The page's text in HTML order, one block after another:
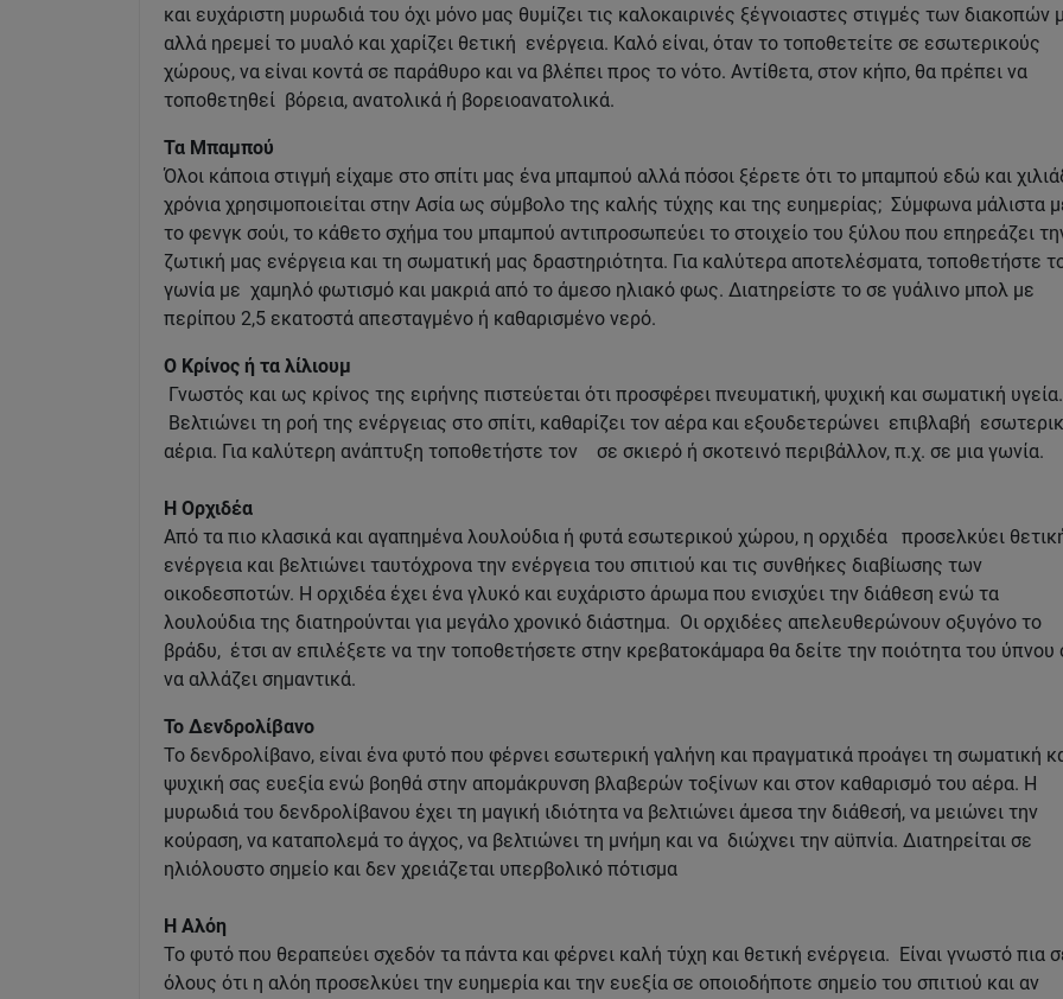
και ευχάριστη μυρωδιά του όχι μόνο μας θυμίζει τις καλοκαιρινές ξέγνοιαστες στιγμές των διακοπών
αλλά ηρεμεί το μυαλό και χαρίζει θετική ενέργεια. Καλό είναι, όταν το τοποθετείτε σε εσωτερικούς
χώρους, να είναι κοντά σε παράθυρο και να βλέπει προς το νότο. Αντίθετα, στον κήπο, θα πρέπει να
τοποθετηθεί βόρεια, ανατολικά ή βορειοανατολικά.
Τα Μπαμπού
Όλοι κάποια στιγμή είχαμε στο σπίτι μας ένα μπαμπού αλλά πόσοι ξέρετε ότι το μπαμπού εδώ και
χρόνια χρησιμοποιείται στην Ασία ως σύμβολο της καλής τύχης και της ευημερίας; Σύμφωνα μάλιστα
το φενγκ σούι, το κάθετο σχήμα του μπαμπού αντιπροσωπεύει το στοιχείο του ξύλου που επηρεάζει
ζωτική μας ενέργεια και τη σωματική μας δραστηριότητα. Για καλύτερα αποτελέσματα, τοποθετήστε
γωνία με χαμηλό φωτισμό και μακριά από το άμεσο ηλιακό φως. Διατηρείστε το σε γυάλινο μπολ με
περίπου 2,5 εκατοστά απεσταγμένο ή καθαρισμένο νερό.
Ο Κρίνος ή τα λίλιουμ
Γνωστός και ως κρίνος της ειρήνης πιστεύεται ότι προσφέρει πνευματική, ψυχική και σωματική υγεία.
Βελτιώνει τη ροή της ενέργειας στο σπίτι, καθαρίζει τον αέρα και εξουδετερώνει επιβλαβή
αέρια. Για καλύτερη ανάπτυξη τοποθετήστε τον σε σκιερό ή σκοτεινό περιβάλλον, π.χ. σε μια γωνία.
Η Ορχιδέα
Από τα πιο κλασικά και αγαπημένα λουλούδια ή φυτά εσωτερικού χώρου, η ορχιδέα προσελκύει
ενέργεια και βελτιώνει ταυτόχρονα την ενέργεια του σπιτιού και τις συνθήκες διαβίωσης των
οικοδεσποτών. Η ορχιδέα έχει ένα γλυκό και ευχάριστο άρωμα που ενισχύει την διάθεση ενώ τα
λουλούδια της διατηρούνται για μεγάλο χρονικό διάστημα. Οι ορχιδέες απελευθερώνουν οξυγόνο το
βράδυ, έτσι αν επιλέξετε να την τοποθετήσετε στην κρεβατοκάμαρα θα δείτε την ποιότητα του ύπνου
να αλλάζει σημαντικά.
Το Δενδρολίβανο
Το δενδρολίβανο, είναι ένα φυτό που φέρνει εσωτερική γαλήνη και πραγματικά προάγει τη σωματική
ψυχική σας ευεξία ενώ βοηθά στην απομάκρυνση βλαβερών τοξίνων και στον καθαρισμό του αέρα. Η
μυρωδιά του δενδρολίβανου έχει τη μαγική ιδιότητα να βελτιώνει άμεσα την διάθεσή, να μειώνει την
κούραση, να καταπολεμά το άγχος, να βελτιώνει τη μνήμη και να διώχνει την αϋπνία. Διατηρείται σε
ηλιόλουστο σημείο και δεν χρειάζεται υπερβολικό πότισμα
Η Αλόη
Το φυτό που θεραπεύει σχεδόν τα πάντα και φέρνει καλή τύχη και θετική ενέργεια. Είναι γνωστό πια
όλους ότι η αλόη προσελκύει την ευημερία και την ευεξία σε οποιοδήποτε σημείο του σπιτιού και αν